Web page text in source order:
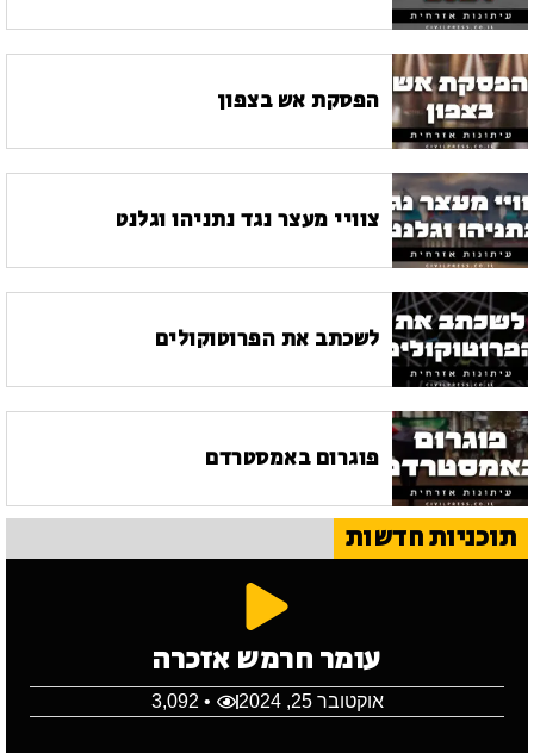
הפסקת אש בצפון
צוויי מעצר נגד נתניהו וגלנט
לשכתב את הפרוטוקולים
פוגרום באמסטרדם
תוכניות חדשות
עומר חרמש אזכרה
אוקטובר 25, 2024 • 3,092